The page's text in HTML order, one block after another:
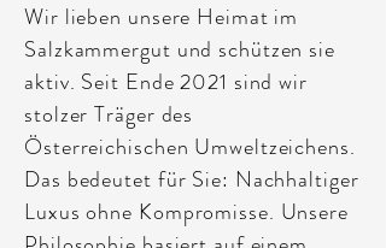
Wir lieben unsere Heimat im
Salzkammergut und schützen sie
aktiv. Seit Ende 2021 sind wir
stolzer Träger des
Österreichischen Umweltzeichens.
Das bedeutet für Sie: Nachhaltiger
Luxus ohne Kompromisse. Unsere